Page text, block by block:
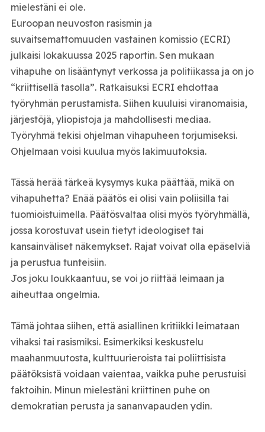
mielestäni ei ole.
Euroopan neuvoston rasismin ja
suvaitsemattomuuden vastainen komissio (ECRI)
julkaisi lokakuussa 2025 raportin. Sen mukaan
vihapuhe on lisääntynyt verkossa ja politiikassa ja on jo
“kriittisellä tasolla”. Ratkaisuksi ECRI ehdottaa
työryhmän perustamista. Siihen kuuluisi viranomaisia,
järjestöjä, yliopistoja ja mahdollisesti mediaa.
Työryhmä tekisi ohjelman vihapuheen torjumiseksi.
Ohjelmaan voisi kuulua myös lakimuutoksia.
Tässä herää tärkeä kysymys kuka päättää, mikä on
vihapuhetta? Enää päätös ei olisi vain poliisilla tai
tuomioistuimella. Päätösvaltaa olisi myös työryhmällä,
jossa korostuvat usein tietyt ideologiset tai
kansainväliset näkemykset. Rajat voivat olla epäselviä
ja perustua tunteisiin.
Jos joku loukkaantuu, se voi jo riittää leimaan ja
aiheuttaa ongelmia.
Tämä johtaa siihen, että asiallinen kritiikki leimataan
vihaksi tai rasismiksi. Esimerkiksi keskustelu
maahanmuutosta, kulttuurieroista tai poliittisista
päätöksistä voidaan vaientaa, vaikka puhe perustuisi
faktoihin. Minun mielestäni kriittinen puhe on
demokratian perusta ja sananvapauden ydin.